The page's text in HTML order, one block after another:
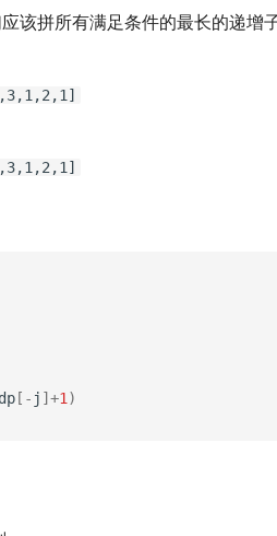
该拼所有满足条件的最长的递增
dp[ - j ]+1 )